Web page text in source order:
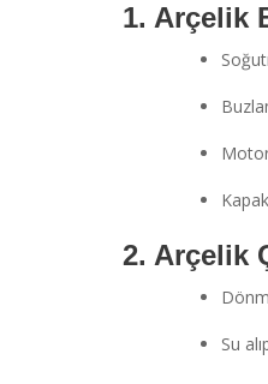
1. Arçelik
2. Arçelik
Su